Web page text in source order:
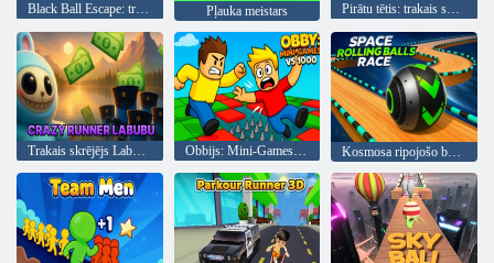
Black Ball Escape: trakais skrējējs Pļauka meistars Pirātu tētis: trakais skrējējs
Trakais skrējējs Labubu Obbijs: Mini-Games VS 1000 Kosmosa ripojošo bumbiņu sacīkstes